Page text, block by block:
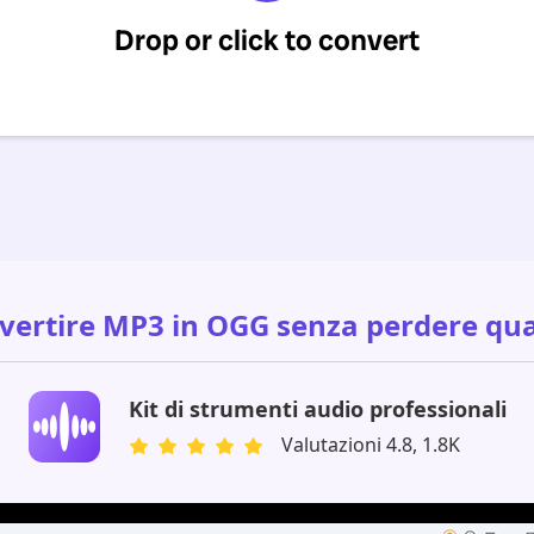
MP3 in OGG senza perdere
Kit di strumenti audio professionali
Valutazioni 4.8, 1.8K